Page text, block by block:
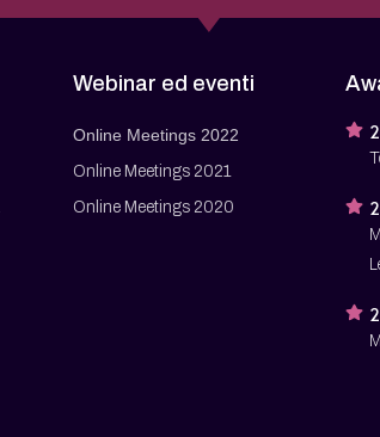
Webinar ed eventi
Online Meetings 2022
Online Meetings 2021
Online Meetings 2020